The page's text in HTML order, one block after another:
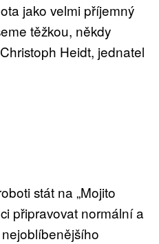
jako velmi příjemný
těžkou, někdy
Heidt, jednatel
stát na „Mojito
připravovat normální a